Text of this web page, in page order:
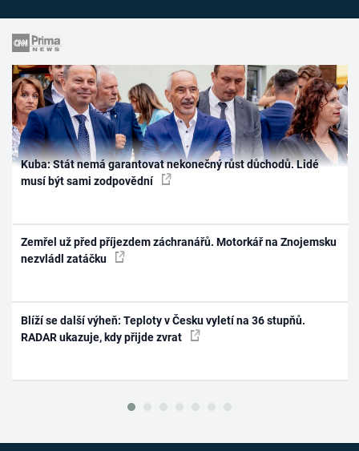
Kuba: Stát nemá garantovat nekonečný růst důchodů. Lidé
musí být sami zodpovědní
Zemřel už před příjezdem záchranářů. Motorkář na Znojemsku
nezvládl zatáčku
Blíží se další výheň: Teploty v Česku vyletí na 36 stupňů.
RADAR ukazuje, kdy přijde zvrat